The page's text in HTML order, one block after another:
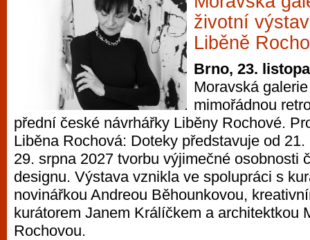
životní
Liběně
Brno, 23.
Moravská
mimořádnou
přední české návrhářky Liběny Rochové.
Liběna Rochová: Doteky představuje od
29. srpna 2027 tvorbu výjimečné osobnosti
designu. Výstava vznikla ve spolupráci s
novinářkou Andreou Běhounkovou,
kurátorem Janem Králíčkem a architektkou
Rochovou.